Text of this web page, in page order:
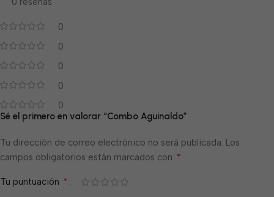
0
0
0
0
0
Sé el primero en valorar “Combo Aguinaldo”
Tu dirección de correo electrónico no será publicada. Los
campos obligatorios están marcados con *
Tu puntuación *